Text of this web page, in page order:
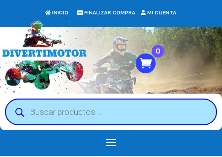
INICIO FINALIZAR COMPRA MI CUENTA
Búsqueda
de
productos
0